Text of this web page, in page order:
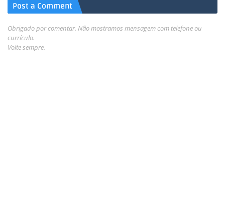
Post a Comment
Obrigado por comentar. Não mostramos mensagem com telefone ou
currículo.
Volte sempre.